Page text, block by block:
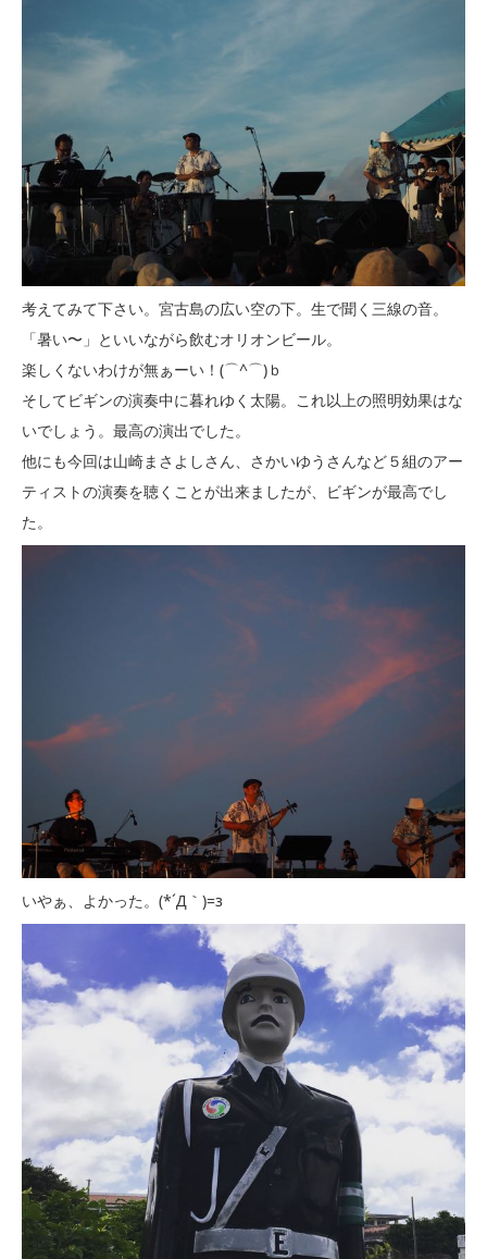
考えてみて下さい。宮古島の広い空の下。生で聞く三線の音。
「暑い〜」といいながら飲むオリオンビール。
楽しくないわけが無ぁーい！(⌒^⌒)ｂ
そしてビギンの演奏中に暮れゆく太陽。これ以上の照明効果はな
いでしょう。最高の演出でした。
他にも今回は山崎まさよしさん、さかいゆうさんなど５組のアー
ティストの演奏を聴くことが出来ましたが、ビギンが最高でし
た。
いやぁ、よかった。(*´Д｀)=з